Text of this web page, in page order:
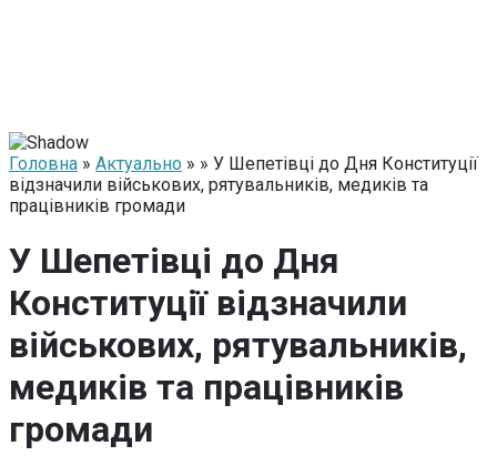
Головна » Актуально » » У Шепетівці до Дня Конституції
відзначили військових, рятувальників, медиків та
працівників громади
У Шепетівці до Дня
Конституції відзначили
військових, рятувальників,
медиків та працівників
громади